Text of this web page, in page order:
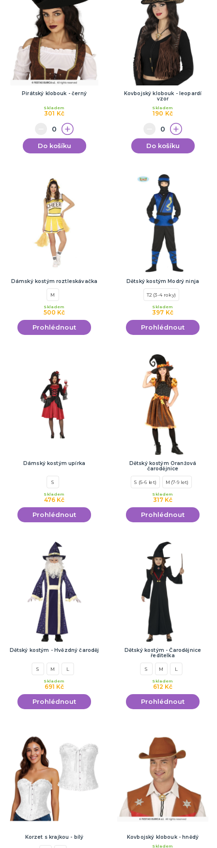
Pirátský klobouk - černý
301 Kč
Skladem
Do košíku
Kovbojský klobouk - leopardí
vzor
190 Kč
Skladem
Do košíku
Dámský kostým roztleskávačka
M
500 Kč
Skladem
Prohlédnout
Dětský kostým Modrý ninja
T2 (3-4 roky)
397 Kč
Skladem
Prohlédnout
Dámský kostým upírka
S
476 Kč
Skladem
Prohlédnout
Dětský kostým Oranžová
čarodějnice
S (5-6 let) M (7-9 let)
317 Kč
Skladem
Prohlédnout
Dětský kostým - Hvězdný čaroděj
S M L
691 Kč
Skladem
Prohlédnout
Dětský kostým - Čarodějnice
ředitelka
S M L
612 Kč
Skladem
Prohlédnout
Korzet s krajkou - bílý Kovbojský klobouk - hnědý
Skladem